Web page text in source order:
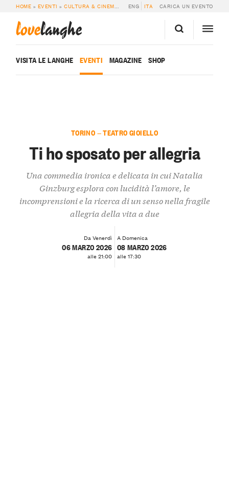
HOME » EVENTI »CULTURA & CINEMA » TI HO SPOSATO PER ALLEGRIA
ENG ITA CARICA UN EVENTO
lovelanghe
VISITA LE LANGHE EVENTI MAGAZINE SHOP
TORINO — TEATRO GIOIELLO
Ti ho sposato per allegria
Una commedia ironica e delicata in cui Natalia
Ginzburg esplora con lucidità l’amore, le
incomprensioni e la ricerca di un senso nella fragile
allegria della vita a due
Da Venerdì
06 MARZO 2026
alle 21:00
A Domenica
08 MARZO 2026
alle 17:30